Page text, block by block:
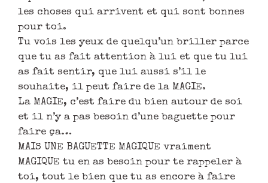
les choses qui arrivent et qui sont bonnes
pour toi.
Tu vois les yeux de quelqu’un briller parce
que tu as fait attention à lui et que tu lui
as fait sentir, que lui aussi s’il le
souhaite, il peut faire de la MAGIE.
La MAGIE, c’est faire du bien autour de soi
et il n’y a pas besoin d’une baguette pour
faire ça…
MAIS UNE BAGUETTE MAGIQUE vraiment
MAGIQUE tu en as besoin pour te rappeler à
toi, tout le bien que tu as encore à faire